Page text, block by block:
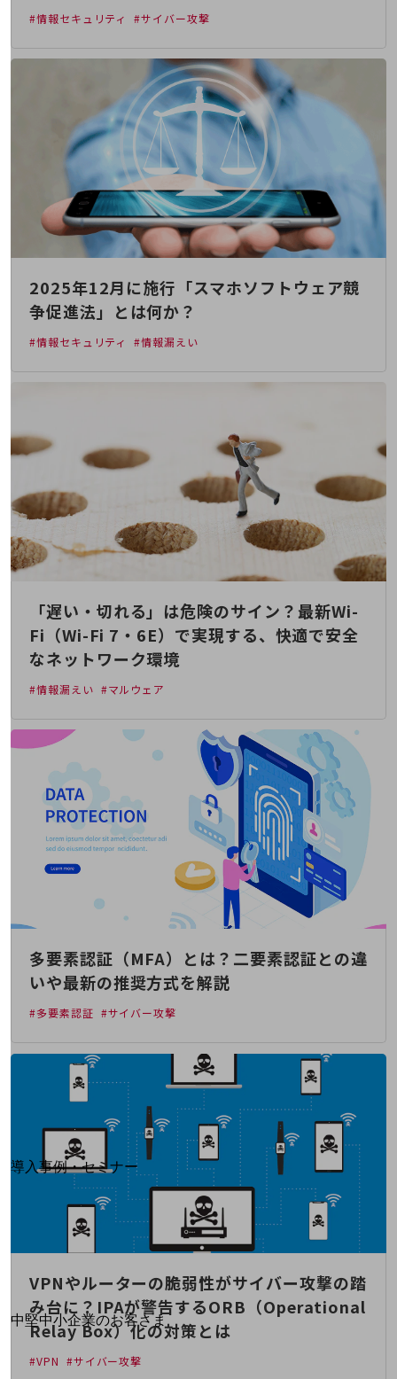
業種・業態で探すTOP
自治体
モビリティ
製造・建設業
小売業
キーワードで探す
モバイルTOP
おすすめの機種、料金やサービスをご紹介
ビジネス向けスマートフォン
タフネススマートフォン
データ通信製品
ドコモケータイ
5G対応ホームルーター
通信モジュール製品
衛星携帯電話
IOT完了済みメーカーブランド製品
料金
ドコモBiz データ無制限 ドコモ MAX ドコモ mini ドコモBiz かけ放題
ケータイプラン
5Gデータプラス
データプラス
IoT向け回線料金
home5Gプラン
端末の一元管理
セキュリティ
別ウィンドウで開きます
サービスをご利用中のお客さま
導入事例・セミナー
導入事例TOP
最新の導入事例や注目の導入事例をご紹介します
別ウィンドウで開きます
中堅中小企業のお客さま
NTTドコモビジネスウォッチ
ビジネスお役立ち情報
#情報セキュリティ #サイバー攻撃
2025年12月に施行「スマホソフトウェア競
争促進法」とは何か？
#情報セキュリティ #情報漏えい
「遅い・切れる」は危険のサイン？最新Wi-
Fi（Wi-Fi 7・6E）で実現する、快適で安全
なネットワーク環境
#情報漏えい #マルウェア
多要素認証（MFA）とは？二要素認証との違
いや最新の推奨方式を解説
#多要素認証 #サイバー攻撃
VPNやルーターの脆弱性がサイバー攻撃の踏
み台に？IPAが警告するORB（Operational
Relay Box）化の対策とは
#VPN #サイバー攻撃